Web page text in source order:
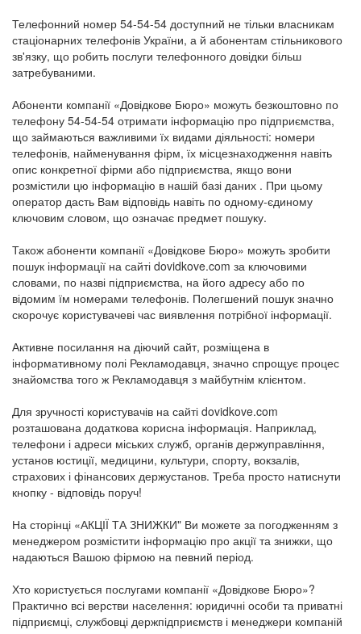
Телефонний номер 54-54-54 доступний не тільки власникам
стаціонарних телефонів України, а й абонентам стільникового
зв'язку, що робить послуги телефонного довідки більш
затребуваними.
Абоненти компанії «Довідкове Бюро» можуть безкоштовно по
телефону 54-54-54 отримати інформацію про підприємства,
що займаються важливими їх видами діяльності: номери
телефонів, найменування фірм, їх місцезнаходження навіть
опис конкретної фірми або підприємства, якщо вони
розмістили цю інформацію в нашій базі даних . При цьому
оператор дасть Вам відповідь навіть по одному-єдиному
ключовим словом, що означає предмет пошуку.
Також абоненти компанії «Довідкове Бюро» можуть зробити
пошук інформації на сайті dovidkove.com за ключовими
словами, по назві підприємства, на його адресу або по
відомим їм номерами телефонів. Полегшений пошук значно
скорочує користувачеві час виявлення потрібної інформації.
Активне посилання на діючий сайт, розміщена в
інформативному полі Рекламодавця, значно спрощує процес
знайомства того ж Рекламодавця з майбутнім клієнтом.
Для зручності користувачів на сайті dovidkove.com
розташована додаткова корисна інформація. Наприклад,
телефони і адреси міських служб, органів держуправління,
установ юстиції, медицини, культури, спорту, вокзалів,
страхових і фінансових держустанов. Треба просто натиснути
кнопку - відповідь поруч!
На сторінці «АКЦІЇ ТА ЗНИЖКИ" Ви можете за погодженням з
менеджером розмістити інформацію про акції та знижки, що
надаються Вашою фірмою на певний період.
Хто користується послугами компанії «Довідкове Бюро»?
Практично всі верстви населення: юридичні особи та приватні
підприємці, службовці держпідприємств і менеджери компаній